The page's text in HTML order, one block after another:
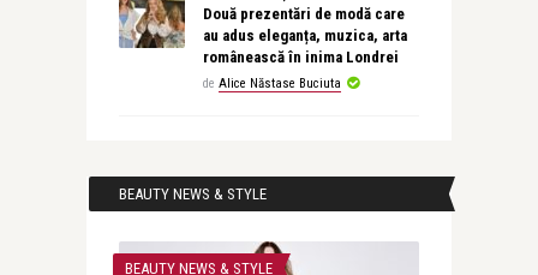
Două prezentări de modă care
au adus eleganța, muzica, arta
românească în inima Londrei
de Alice Năstase Buciuta
BEAUTY NEWS & STYLE
BEAUTY NEWS & STYLE